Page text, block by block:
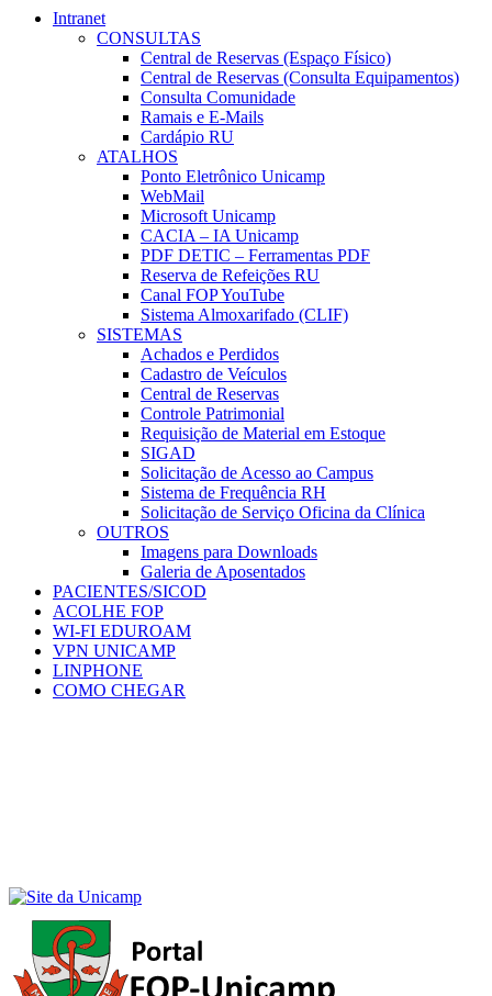
Intranet
CONSULTAS
Central de Reservas (Espaço Físico)
Central de Reservas (Consulta Equipamentos)
Consulta Comunidade
Ramais e E-Mails
Cardápio RU
ATALHOS
Ponto Eletrônico Unicamp
WebMail
Microsoft Unicamp
CACIA – IA Unicamp
PDF DETIC – Ferramentas PDF
Reserva de Refeições RU
Canal FOP YouTube
Sistema Almoxarifado (CLIF)
SISTEMAS
Achados e Perdidos
Cadastro de Veículos
Central de Reservas
Controle Patrimonial
Requisição de Material em Estoque
SIGAD
Solicitação de Acesso ao Campus
Sistema de Frequência RH
Solicitação de Serviço Oficina da Clínica
OUTROS
Imagens para Downloads
Galeria de Aposentados
PACIENTES/SICOD
ACOLHE FOP
WI-FI EDUROAM
VPN UNICAMP
LINPHONE
COMO CHEGAR